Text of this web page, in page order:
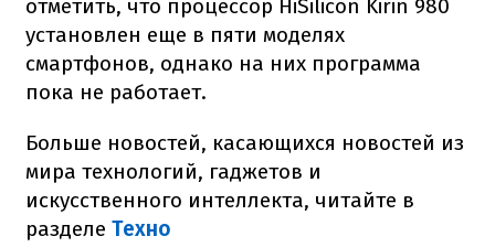
отметить, что процессор HiSilicon Kirin 980
установлен еще в пяти моделях
смартфонов, однако на них программа
пока не работает.
Больше новостей, касающихся новостей из
мира технологий, гаджетов и
искусственного интеллекта, читайте в
разделе Техно